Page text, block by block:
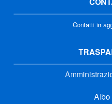
Contatti in
Albo